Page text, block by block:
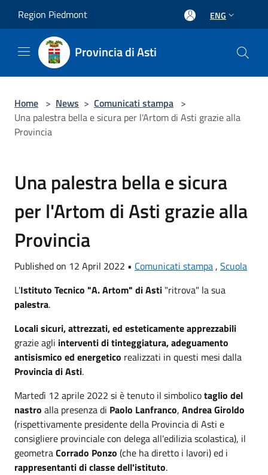
Region Piedmont ENG
Provincia di Asti
Home > News > Comunicati stampa >
Una palestra bella e sicura per l'Artom di Asti grazie alla
Provincia
Una palestra bella e sicura
per l'Artom di Asti grazie alla
Provincia
Published on 12 April 2022 • Comunicati stampa , Scuola
L'Istituto Tecnico "A. Artom" di Asti "ritrova" la sua
palestra.
Locali sicuri, attrezzati, ed esteticamente apprezzabili
grazie agli interventi di tinteggiatura, adeguamento
antisismico ed energetico realizzati in questi mesi dalla
Provincia di Asti.
Martedì 12 aprile 2022 si è tenuto il simbolicotaglio del
nastro alla presenza di Paolo Lanfranco, Andrea Giroldo
(rispettivamente presidente della Provincia di Asti e
consigliere provinciale con delega all'edilizia scolastica), il
geometraCorrado Ponzo (che ha diretto i lavori) ed i
rappresentanti di classe dell'istituto.